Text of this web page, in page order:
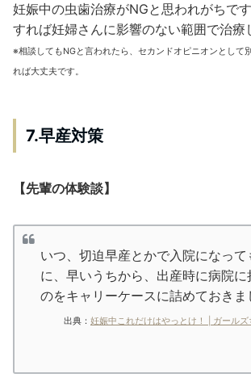
妊娠中の虫歯治療がNGと思われがちで
すれば妊婦さんに影響のない範囲で治療
※相談してもNGと言われたら、セカンドオピニオンとして
れば大丈夫です。
7.早産対策
【先輩の体験談】
いつ、切迫早産とかで入院になって
に、早いうちから、出産時に病院に
のをキャリーケースに詰めておきま
出典： 妊娠中これだけはやっとけ！ | ガール